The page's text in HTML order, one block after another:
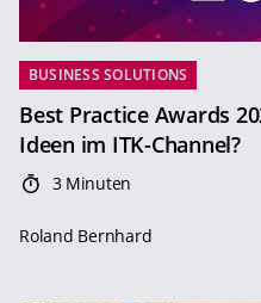
BUSINESS SOLUTIONS
Best Practice Awards
Ideen im ITK-Channel?
3 Minuten
Roland Bernhard